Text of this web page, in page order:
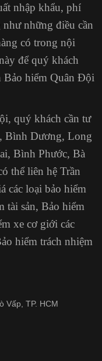
nhập khẩu, phí
những điều cần
có trong nội
để quý khách
Bảo hiểm Quân Đội
quý khách cần tư
Bình Dương, Long
Bình Phước, Bà
thể liên hệ Trần
các loại bảo hiểm
tài sản, Bảo hiểm
xe cơ giới các
hiểm trách nhiệm
Vấp, TP. HCM